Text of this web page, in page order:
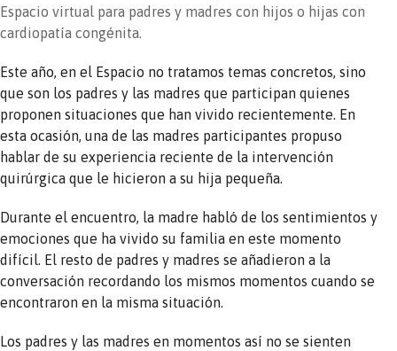
Espacio virtual para padres y madres con hijos o hijas con
cardiopatía congénita.
Este año, en el Espacio no tratamos temas concretos, sino
que son los padres y las madres que participan quienes
proponen situaciones que han vivido recientemente. En
esta ocasión, una de las madres participantes propuso
hablar de su experiencia reciente de la intervención
quirúrgica que le hicieron a su hija pequeña.
Durante el encuentro, la madre habló de los sentimientos y
emociones que ha vivido su familia en este momento
difícil. El resto de padres y madres se añadieron a la
conversación recordando los mismos momentos cuando se
encontraron en la misma situación.
Los padres y las madres en momentos así no se sienten